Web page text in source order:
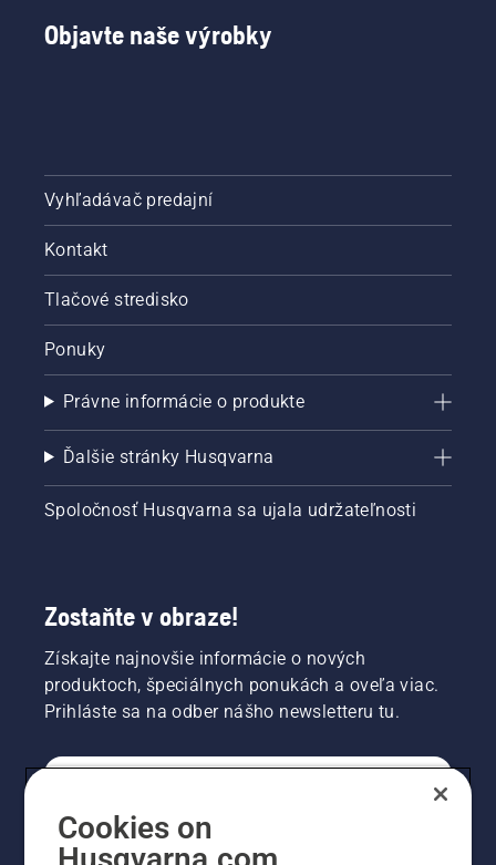
Objavte naše výrobky
Vyhľadávač predajní
Kontakt
Tlačové stredisko
Ponuky
Právne informácie o produkte
Ďalšie stránky Husqvarna
Spoločnosť Husqvarna sa ujala udržateľnosti
Zostaňte v obraze!
Získajte najnovšie informácie o nových
produktoch, špeciálnych ponukách a oveľa viac.
Prihláste sa na odber nášho newsletteru tu.
Cookies on